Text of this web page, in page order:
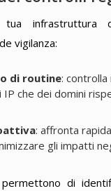
infrastruttura
vigilanza:
di routine:
che dei domini
: affronta
gli impatti
di